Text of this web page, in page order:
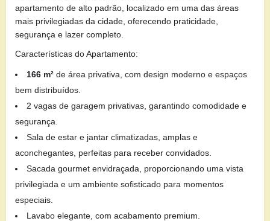
apartamento de alto padrão, localizado em uma das áreas
mais privilegiadas da cidade, oferecendo praticidade,
segurança e lazer completo.
Características do Apartamento:
166 m² de área privativa, com design moderno e espaços
bem distribuídos.
2 vagas de garagem privativas, garantindo comodidade e
segurança.
Sala de estar e jantar climatizadas, amplas e
aconchegantes, perfeitas para receber convidados.
Sacada gourmet envidraçada, proporcionando uma vista
privilegiada e um ambiente sofisticado para momentos
especiais.
Lavabo elegante, com acabamento premium.